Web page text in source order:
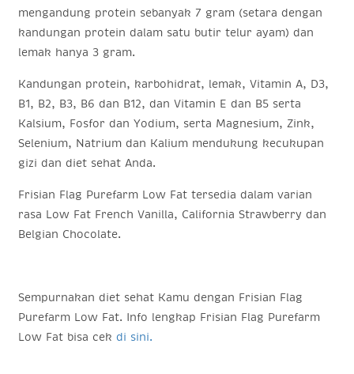
mengandung protein sebanyak 7 gram (setara dengan
kandungan protein dalam satu butir telur ayam) dan
lemak hanya 3 gram.
Kandungan protein, karbohidrat, lemak, Vitamin A, D3,
B1, B2, B3, B6 dan B12, dan Vitamin E dan B5 serta
Kalsium, Fosfor dan Yodium, serta Magnesium, Zink,
Selenium, Natrium dan Kalium mendukung kecukupan
gizi dan diet sehat Anda.
Frisian Flag Purefarm Low Fat tersedia dalam varian
rasa Low Fat French Vanilla, California Strawberry dan
Belgian Chocolate.
Sempurnakan diet sehat Kamu dengan Frisian Flag
Purefarm Low Fat. Info lengkap Frisian Flag Purefarm
Low Fat bisa cek di sini.